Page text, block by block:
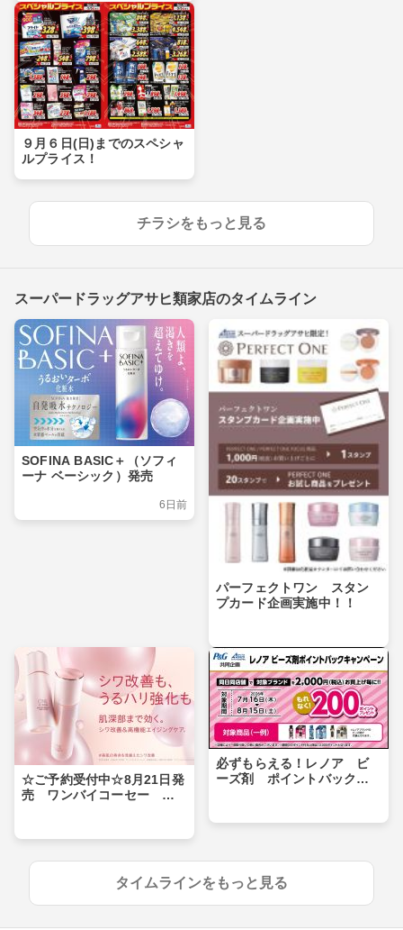
９月６日(日)までのスペシャ
ルプライス！
チラシをもっと見る
スーパードラッグアサヒ類家店のタイムライン
SOFINA BASIC＋（ソフィ
ーナ ベーシック）発売
6日前
パーフェクトワン スタン
プカード企画実施中！！
☆ご予約受付中☆8月21日発
売 ワンバイコーセー
必ずもらえる！レノア ビ
ーズ剤 ポイントバックキ
タイムラインをもっと見る